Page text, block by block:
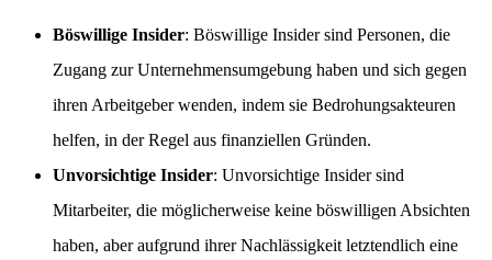
Böswillige Insider: Böswillige Insider sind Personen, die
Zugang zur Unternehmensumgebung haben und sich gegen
ihren Arbeitgeber wenden, indem sie Bedrohungsakteuren
helfen, in der Regel aus finanziellen Gründen.
Unvorsichtige Insider: Unvorsichtige Insider sind
Mitarbeiter, die möglicherweise keine böswilligen Absichten
haben, aber aufgrund ihrer Nachlässigkeit letztendlich eine